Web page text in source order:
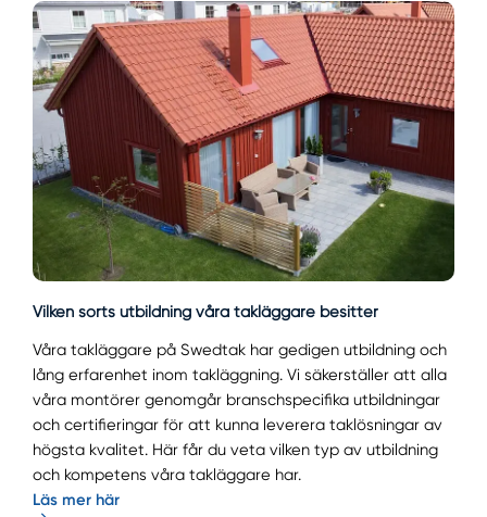
Vilken sorts utbildning våra takläggare besitter
Våra takläggare på Swedtak har gedigen utbildning och
lång erfarenhet inom takläggning. Vi säkerställer att alla
våra montörer genomgår branschspecifika utbildningar
och certifieringar för att kunna leverera taklösningar av
högsta kvalitet. Här får du veta vilken typ av utbildning
och kompetens våra takläggare har.
Läs mer här